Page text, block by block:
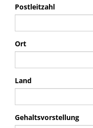
Postleitzahl
Ort
Land
Gehaltsvorstellung